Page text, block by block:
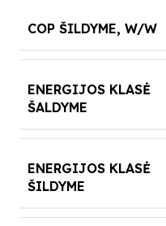
COP ŠILDYME, W/W
ENERGIJOS KLASĖ
ŠALDYME
ENERGIJOS KLASĖ
ŠILDYME